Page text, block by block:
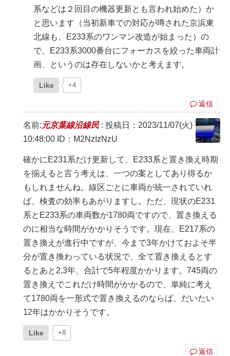
系などは２回目の機器更新とも言われ始めた）か
と思います（当初新車での対応が噂された京浜東
北線も、E233系のワンマン改造が始まった）の
で、E233系3000番台にフォーカスを絞った車両計
画、というのは存在しないかと考えます。
Like +4
返信
名前:元京葉線沿線民: 投稿日：2023/11/07(火)
10:48:00 ID：M2NzIzNzU
確かにE231系だけ更新して、E233系と置き換え時期
を揃えると言う考えは、一つの案としてあり得るか
もしれませんね。線区ごとに車両が統一されていれ
ば、検査の効率もあがりますし。ただ、現状のE231
系とE233系の車両数が1780両ですので、置き換える
のに相当な時間がかかりそうです。現在、E217系の
置き換えが進行中ですが、今まで3年かけておよそ半
分が置き換わっている状況で、全て置き換えるとす
るとあと2,3年、合計で5年程度かかります。745両の
置き換えでこれだけ時間がかかるので、単純に考え
て1780両を一形式で置き換えるのならば、だいたい
12年はかかりそうです。
Like +8
返信